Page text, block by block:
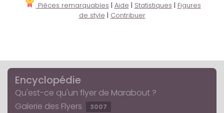
Pièces remarquables | Aide | Statistiques | Figures
de style | Contribuer
Encyclopédie
Qu'est-ce qu'un flyer de Marabout ?
Galerie des Flyers
3007